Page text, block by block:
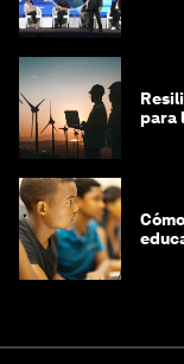
para